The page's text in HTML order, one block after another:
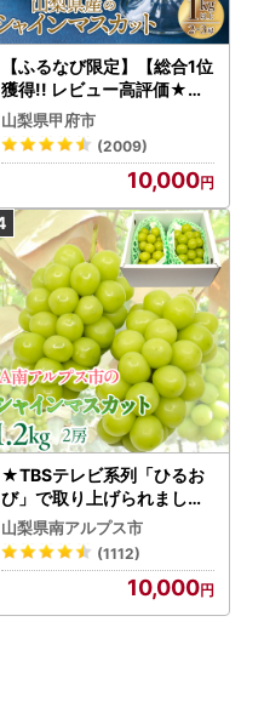
【ふるなび限定】【総合1位
獲得!! レビュー高評価★】
〈2026年度配送分〉山梨
県産 シャインマスカット 2
～3房（1.0kg以上）シャイ
ン フルーツ FN-Limited-S
P
山梨県甲府市
(2009)
10,000
★TBSテレビ系列「ひるお
び」で取り上げられました
！★＜2026年発送先行予
約＞絶品！南アルプス市産
シャインマスカット1.2kg A
LPAA003 | 人気 山梨産 高
評価 ランキング おすすめ |
山梨県南アルプス市
(1112)
10,000